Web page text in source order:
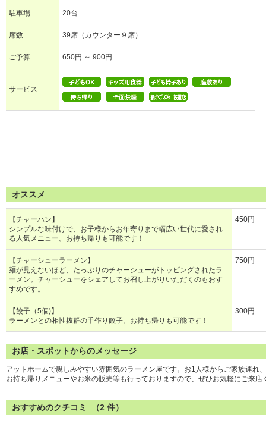
駐車場 20台
席数 39席（カウンター９席）
ご予算 650円 ～ 900円
サービス
オススメ
【チャーハン】
シンプルな味付けで、お子様からお年寄りまで幅広い世代に愛され
る人気メニュー。お持ち帰りも可能です！
450円
【チャーシューラーメン】
麺が見えないほど、たっぷりのチャーシューがトッピングされたラ
ーメン。チャーシューをシェアしてお召し上がりいただくのもおす
すめです。
750円
【餃子（5個)】
ラーメンとの相性抜群の手作り餃子。お持ち帰りも可能です！
300円
お店・スポットからのメッセージ
アットホームで親しみやすい雰囲気のラーメン屋です。お1人様からご家族連れ
お持ち帰りメニューやお米の販売等も行っておりますので、ぜひお気軽にご来店
おすすめのクチコミ （2 件）